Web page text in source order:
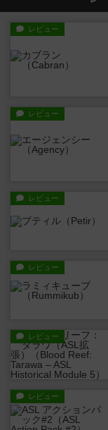
レビュー
レビュー
レビュー
レビュー
レビュー
レビュー